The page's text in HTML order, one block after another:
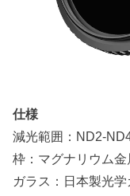
仕様
減光範囲：ND2-
枠：マグナリウム金
ガラス：日本製光学